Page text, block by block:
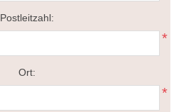
Postleitzahl:
*
Ort:
*